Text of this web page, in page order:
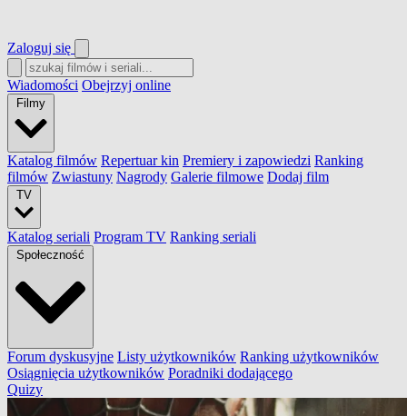
Zaloguj się
Wiadomości Obejrzyj online
Filmy
Katalog filmów Repertuar kin Premiery i zapowiedzi Ranking
filmów Zwiastuny Nagrody Galerie filmowe Dodaj film
TV
Katalog seriali Program TV Ranking seriali
Społeczność
Forum dyskusyjne Listy użytkowników Ranking użytkowników
Osiągnięcia użytkowników Poradniki dodającego
Quizy